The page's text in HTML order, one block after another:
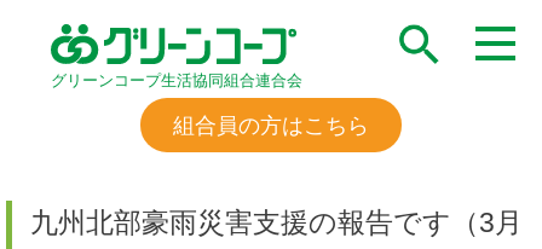
グリーンコープ生活協同組合連合会
組合員の方はこちら
九州北部豪雨災害支援の報告です（3月